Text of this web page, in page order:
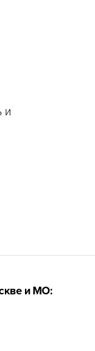
и
и МО: